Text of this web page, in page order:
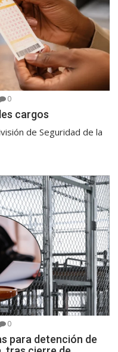
0
cargos
de Seguridad de la
0
para detención de